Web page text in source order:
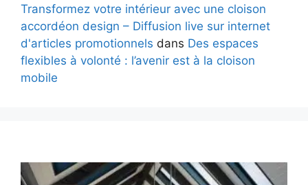
Transformez votre intérieur avec une cloison
accordéon design – Diffusion live sur internet
d'articles promotionnels dans Des espaces
flexibles à volonté : l’avenir est à la cloison
mobile